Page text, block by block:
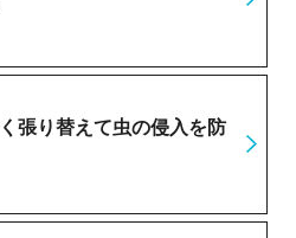
張り替えて虫の侵入を防